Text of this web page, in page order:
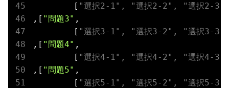
	[
"選択2-1" , "選択2-2" , "選択2-3"
,[ "問題3" ,
	[
"選択3-1" , "選択3-2" , "選択3-3"
,[ "問題4" ,
	[
"選択4-1" , "選択4-2" , "選択4-3"
,[ "問題5" ,
	[
"選択5-1" , "選択5-2" , "選択5-3"